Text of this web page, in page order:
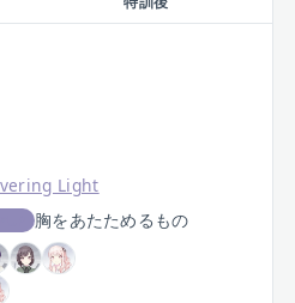
Light
胸をあたためるもの